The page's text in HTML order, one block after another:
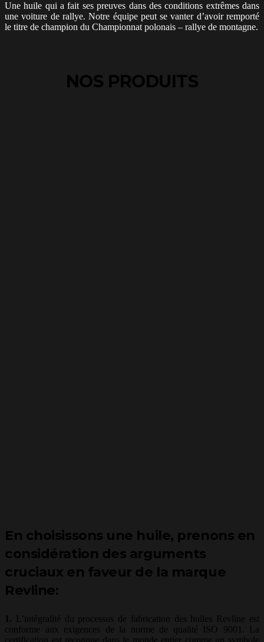
Une huile qui a fait ses preuves dans des conditions extrêmes dans
une voiture de rallye. Notre équipe peut se vanter d’avoir remporté
le titre de champion du Championnat polonais – rallye de montagne.
NOS PRODUITS
En choisissons une huile, prenons en
considération des arguments
cruciaux en faveur de la marque
Revline:
1. L’intégralité du processus de fabrication des huiles Revline est
conforme aux exigences de la norme de qualité ISO 9001. La
certification est reconnue dans le monde entier comme un symbole